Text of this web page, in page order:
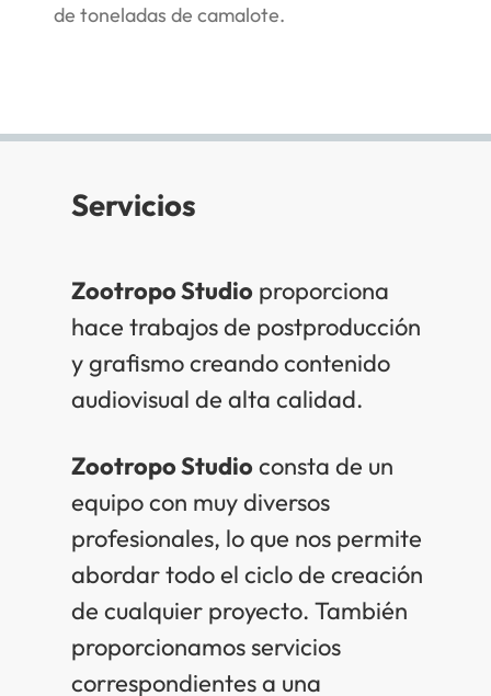
de toneladas de camalote.
Servicios
Zootropo Studioproporciona
hace trabajos de postproducción
y grafismo creando contenido
audiovisual de alta calidad.
Zootropo Studioconsta de un
equipo con muy diversos
profesionales, lo que nos permite
abordar todo el ciclo de creación
de cualquier proyecto. También
proporcionamos servicios
correspondientes a una